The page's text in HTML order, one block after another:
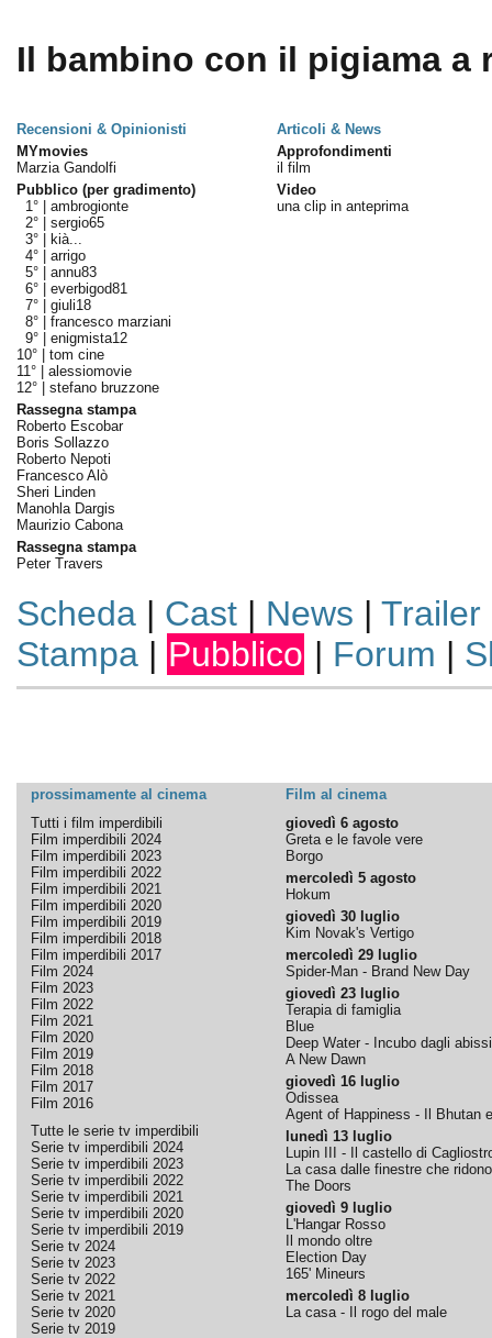
Il bambino con il pigiama a
Recensioni & Opinionisti
Articoli & News
MYmovies
Marzia Gandolfi
Pubblico (per gradimento)
1° | ambrogionte
2° | sergio65
3° |
kià...
4° | arrigo
5° | annu83
6° | everbigod81
7° | giuli18
8° | francesco marziani
9° | enigmista12
10° | tom cine
11° | alessiomovie
12° | stefano bruzzone
Rassegna stampa
Roberto Escobar
Boris Sollazzo
Roberto Nepoti
Francesco Alò
Sheri Linden
Manohla Dargis
Maurizio Cabona
Rassegna stampa
Peter Travers
Approfondimenti
il film
Video
una clip in anteprima
Scheda| Cast| News | Trailer
Stampa| Pubblico | Forum |
prossimamente al cinema
Film al cinema
Tutti i film imperdibili
Film imperdibili 2024
Film imperdibili 2023
Film imperdibili 2022
Film imperdibili 2021
Film imperdibili 2020
Film imperdibili 2019
Film imperdibili 2018
Film imperdibili 2017
Film 2024
Film 2023
Film 2022
Film 2021
Film 2020
Film 2019
Film 2018
Film 2017
Film 2016
Tutte le serie tv imperdibili
Serie tv imperdibili 2024
Serie tv imperdibili 2023
Serie tv imperdibili 2022
Serie tv imperdibili 2021
Serie tv imperdibili 2020
Serie tv imperdibili 2019
Serie tv 2024
Serie tv 2023
Serie tv 2022
Serie tv 2021
Serie tv 2020
Serie tv 2019
giovedì 6 agosto
Greta e le favole vere
Borgo
mercoledì 5 agosto
Hokum
giovedì 30 luglio
Kim Novak's Vertigo
mercoledì 29 luglio
Spider-Man - Brand New Day
giovedì 23 luglio
Terapia di famiglia
Blue
Deep Water - Incubo dagli abissi
A New Dawn
giovedì 16 luglio
Odissea
Agent of Happiness - Il Bhutan
lunedì 13 luglio
Lupin III - Il castello di
La casa dalle finestre che ridono
The Doors
giovedì 9 luglio
L'Hangar Rosso
Il mondo oltre
Election Day
165' Mineurs
mercoledì 8 luglio
La casa - Il rogo del male